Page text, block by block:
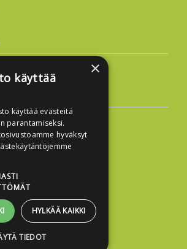
×
käyttää
käyttää evästeitä
parantamiseksi.
hyväksyt
HYLKÄÄ KAIKKI
TIEDOT